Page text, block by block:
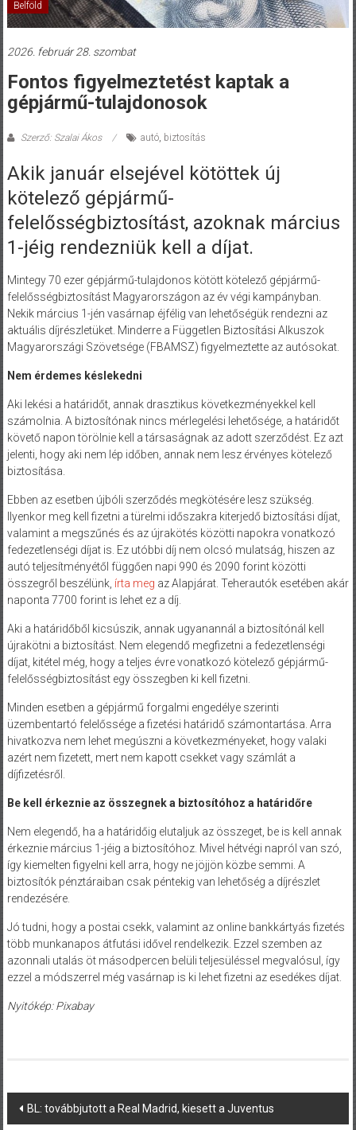
Belföld
2026. február 28. szombat
Fontos figyelmeztetést kaptak a
gépjármű-tulajdonosok
Szerző: Szalai Ákos autó, biztosítás
Akik január elsejével kötöttek új
kötelező gépjármű-
felelősségbiztosítást, azoknak március
1-jéig rendezniük kell a díjat.
Mintegy 70 ezer gépjármű-tulajdonos kötött kötelező gépjármű-
felelősségbiztosítást Magyarországon az év végi kampányban.
Nekik március 1-jén vasárnap éjfélig van lehetőségük rendezni az
aktuális díjrészletüket. Minderre a Független Biztosítási Alkuszok
Magyarországi Szövetsége (FBAMSZ) figyelmeztette az autósokat.
Nem érdemes késlekedni
Aki lekési a határidőt, annak drasztikus következményekkel kell
számolnia. A biztosítónak nincs mérlegelési lehetősége, a határidőt
követő napon törölnie kell a társaságnak az adott szerződést. Ez azt
jelenti, hogy aki nem lép időben, annak nem lesz érvényes kötelező
biztosítása.
Ebben az esetben újbóli szerződés megkötésére lesz szükség.
Ilyenkor meg kell fizetni a türelmi időszakra kiterjedő biztosítási díjat,
valamint a megszűnés és az újrakötés közötti napokra vonatkozó
fedezetlenségi díjat is. Ez utóbbi díj nem olcsó mulatság, hiszen az
autó teljesítményétől függően napi 990 és 2090 forint közötti
összegről beszélünk, írta meg az Alapjárat. Teherautók esetében akár
naponta 7700 forint is lehet ez a díj.
Aki a határidőből kicsúszik, annak ugyanannál a biztosítónál kell
újrakötni a biztosítást. Nem elegendő megfizetni a fedezetlenségi
díjat, kitétel még, hogy a teljes évre vonatkozó kötelező gépjármű-
felelősségbiztosítást egy összegben ki kell fizetni.
Minden esetben a gépjármű forgalmi engedélye szerinti
üzembentartó felelőssége a fizetési határidő számontartása. Arra
hivatkozva nem lehet megúszni a következményeket, hogy valaki
azért nem fizetett, mert nem kapott csekket vagy számlát a
díjfizetésről.
Be kell érkeznie az összegnek a biztosítóhoz a határidőre
Nem elegendő, ha a határidőig elutaljuk az összeget, be is kell annak
érkeznie március 1-jéig a biztosítóhoz. Mivel hétvégi napról van szó,
így kiemelten figyelni kell arra, hogy ne jöjjön közbe semmi. A
biztosítók pénztáraiban csak péntekig van lehetőség a díjrészlet
rendezésére.
Jó tudni, hogy a postai csekk, valamint az online bankkártyás fizetés
több munkanapos átfutási idővel rendelkezik. Ezzel szemben az
azonnali utalás öt másodpercen belüli teljesüléssel megvalósul, így
ezzel a módszerrel még vasárnap is ki lehet fizetni az esedékes díjat.
Nyitókép: Pixabay
Post
navigation
BL: továbbjutott a Real Madrid, kiesett a Juventus